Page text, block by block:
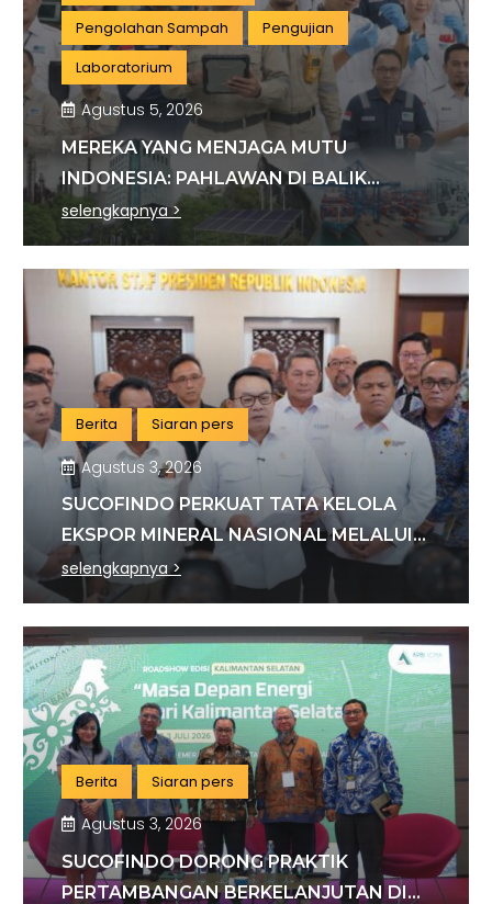
Pengolahan Sampah
Pengujian
Laboratorium
Agustus 5, 2026
MEREKA YANG MENJAGA MUTU
INDONESIA: PAHLAWAN DI BALIK
SETIAP STANDAR INDUSTRI
selengkapnya >
Berita Siaran pers
Agustus 3, 2026
SUCOFINDO PERKUAT TATA KELOLA
EKSPOR MINERAL NASIONAL MELALUI
SINERGI DENGAN KSP DAN DANANTARA
selengkapnya >
Berita Siaran pers
Agustus 3, 2026
SUCOFINDO DORONG PRAKTIK
PERTAMBANGAN BERKELANJUTAN DI